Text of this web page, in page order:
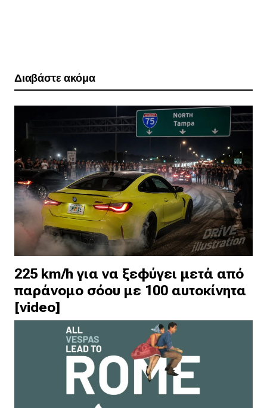
Διαβάστε ακόμα
225 km/h για να ξεφύγει μετά από
παράνομο σόου με 100 αυτοκίνητα
[video]